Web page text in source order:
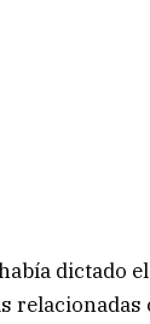
dictado
relacionadas